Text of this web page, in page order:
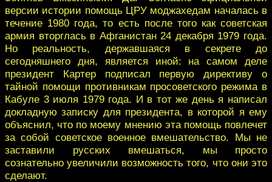
версии истории помощь ЦРУ моджахедам началась в
течение 1980 года, то есть после того как советская
армия вторглась в Афганистан 24 декабря 1979 года.
Но реальность, державшаяся в секрете до
сегодняшнего дня, является иной: на самом деле
президент Картер подписал первую директиву о
тайной помощи противникам просоветского режима в
Кабуле 3 июля 1979 года. И в тот же день я написал
докладную записку для президента, в которой я ему
объяснил, что по моему мнению эта помощь повлечет
за собой советское военное вмешательство. Мы не
заставили русских вмешаться, мы просто
сознательно увеличили возможность того, что они это
сделают.